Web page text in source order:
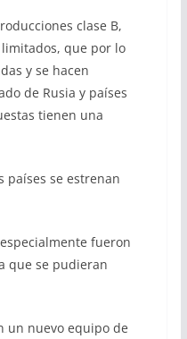
clase B,
que por lo
y se hacen
de Rusia y países
tienen una
países se estrenan
fueron
que se pudieran
un nuevo equipo de